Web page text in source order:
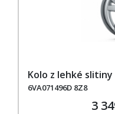
Kolo z lehké slitiny
6VA071496D 8Z8
3